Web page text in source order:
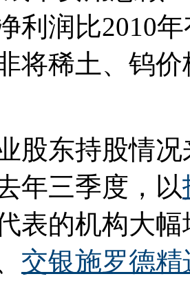
利润比2010
将稀土、钨
股东持股情
年三季度，以
表的机构大
交银施罗德精